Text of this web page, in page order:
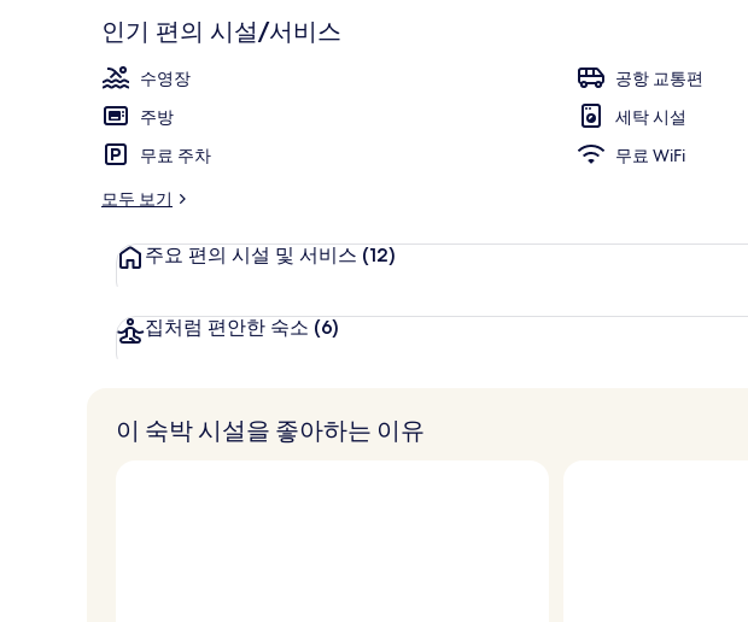
중
9.4
점,
고
객
추
천
평
점
인기 편의 시설/서비스
수영장
공항 교통편
주방
세탁 시설
무료 주차
무료 WiFi
모두 보기
주요 편의 시설 및 서비스 (12)
집처럼 편안한 숙소 (6)
이 숙박 시설을 좋아하는 이유